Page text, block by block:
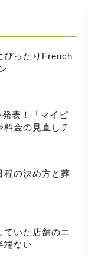
ぴったりFrench
表！「マイピ
料金の見直しチ
程の決め方と葬
ていた店舗のエ
端ない